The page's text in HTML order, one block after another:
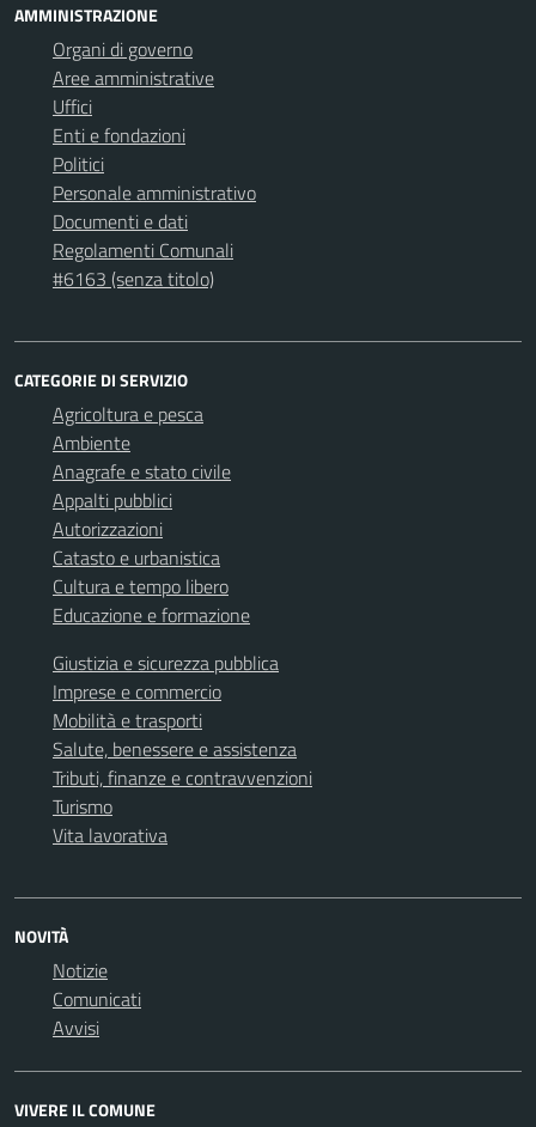
AMMINISTRAZIONE
Organi di governo
Aree amministrative
Uffici
Enti e fondazioni
Politici
Personale amministrativo
Documenti e dati
Regolamenti Comunali
#6163 (senza titolo)
CATEGORIE DI SERVIZIO
Agricoltura e pesca
Ambiente
Anagrafe e stato civile
Appalti pubblici
Autorizzazioni
Catasto e urbanistica
Cultura e tempo libero
Educazione e formazione
Giustizia e sicurezza pubblica
Imprese e commercio
Mobilità e trasporti
Salute, benessere e assistenza
Tributi, finanze e contravvenzioni
Turismo
Vita lavorativa
NOVITÀ
Notizie
Comunicati
Avvisi
VIVERE IL COMUNE